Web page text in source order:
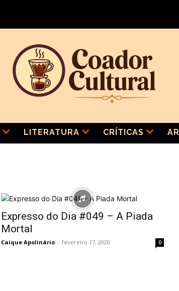
LITERATURA CRÍTICAS
Expresso do Dia #049 – A Piada
Mortal
Caíque Apolinário - fevereiro 17, 2020 0